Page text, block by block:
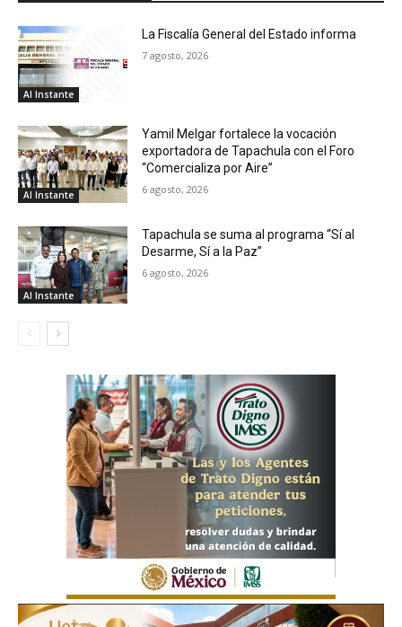
Al Instante
La Fiscalía General del Estado informa
7 agosto, 2026
Al Instante
Yamil Melgar fortalece la vocación
exportadora de Tapachula con el Foro
“Comercializa por Aire”
6 agosto, 2026
Al Instante
Tapachula se suma al programa “Sí al
Desarme, Sí a la Paz”
6 agosto, 2026